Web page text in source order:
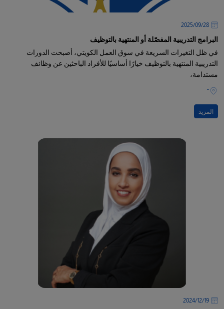
28‏/09‏/2025
البرامج التدريبية المفصّلة أو المنتهية بالتوظيف
في ظل التغيرات السريعة في سوق العمل الكويتي، أصبحت الدورات
التدريبية المنتهية بالتوظيف خيارًا أساسيًا للأفراد الباحثين عن وظائف
مستدامة،
-
المزيد
19‏/12‏/2024